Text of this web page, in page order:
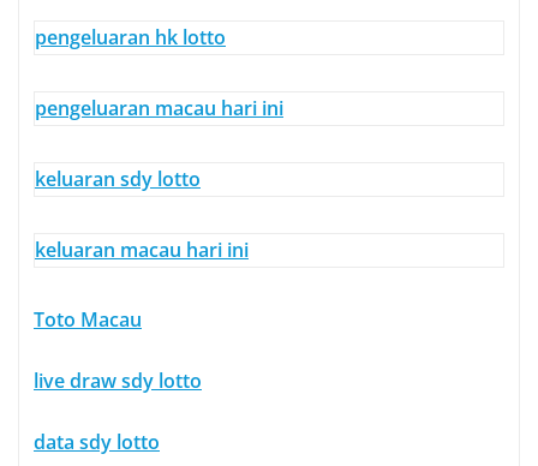
pengeluaran hk lotto
pengeluaran macau hari ini
keluaran sdy lotto
keluaran macau hari ini
Toto Macau
live draw sdy lotto
data sdy lotto